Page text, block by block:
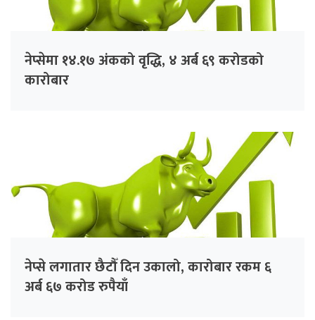
नेप्सेमा १४.१७ अंकको वृद्धि, ४ अर्ब ६९ करोडको
कारोबार
नेप्से लगातार छैटौँ दिन उकालो, कारोबार रकम ६
अर्ब ६७ करोड रुपैयाँ